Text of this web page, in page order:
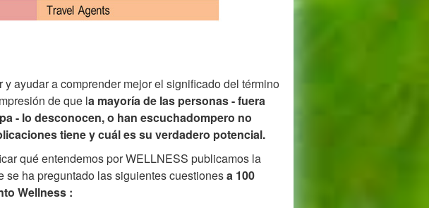
ayudar a comprender mejor el significado del término
de que la mayoría de las personas - fuera
- lo desconocen, o han escuchadompero no
tiene y cuál es su verdadero potencial.
qué entendemos por WELLNESS publicamos la
se ha preguntado las siguientes cuestionesa 100
Wellness :